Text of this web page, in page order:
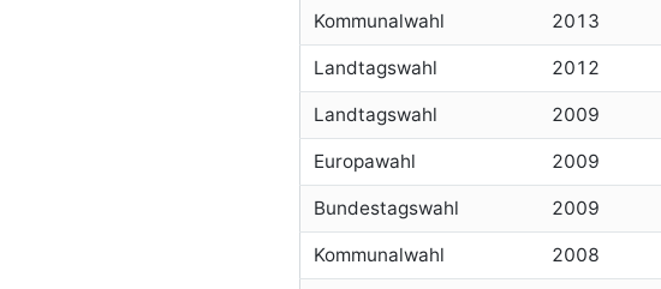
Kommunalwahl 2013
Landtagswahl 2012
Landtagswahl 2009
Europawahl 2009
Bundestagswahl 2009
Kommunalwahl 2008